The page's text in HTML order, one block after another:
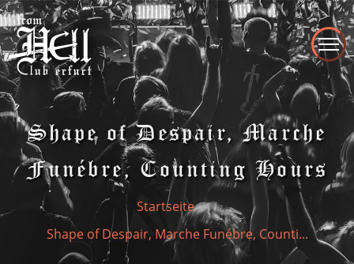
Direkt
zum
Inhalt
Shape of Despair, Marche
Funébre, Counting Hours
Startseite
Shape of Despair, Marche Funébre, Counti...